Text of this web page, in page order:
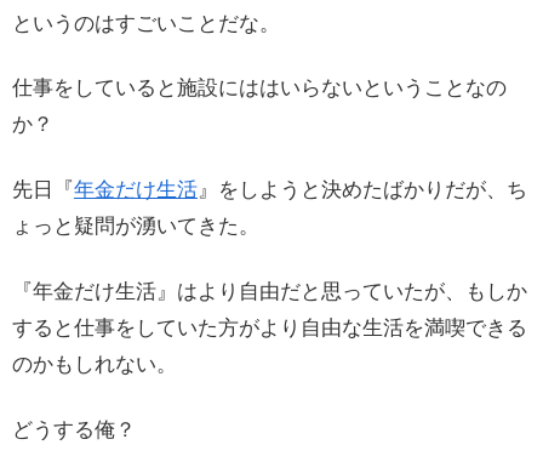
というのはすごいことだな。
仕事をしていると施設にははいらないということなの
か？
先日『年金だけ生活』をしようと決めたばかりだが、ち
ょっと疑問が湧いてきた。
『年金だけ生活』はより自由だと思っていたが、もしか
すると仕事をしていた方がより自由な生活を満喫できる
のかもしれない。
どうする俺？